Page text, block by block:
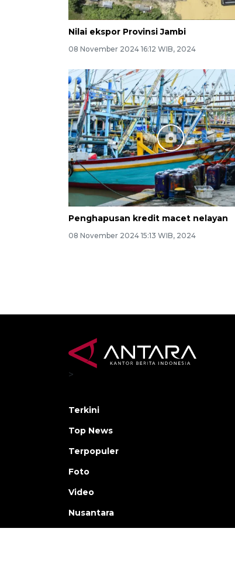
Nilai ekspor Provinsi Jambi
08 November 2024 16:12 WIB, 2024
Penghapusan kredit macet nelayan
08 November 2024 15:13 WIB, 2024
>
Terkini
Top News
Terpopuler
Foto
Video
Nusantara